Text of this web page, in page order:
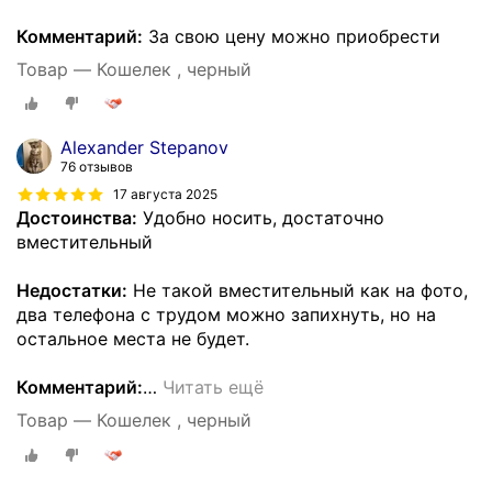
Комментарий: За свою цену можно приобрести
Товар — Кошелек , черный
Alexander Stepanov
76 отзывов
17 августа 2025
Достоинства: Удобно носить, достаточно
вместительный
Недостатки: Не такой вместительный как на фото,
два телефона с трудом можно запихнуть, но на
остальное места не будет.
Комментарий:… Читать ещё
Товар — Кошелек , черный